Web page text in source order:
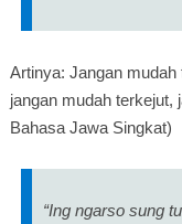
Artinya: Jangan
jangan mudah terkejut,
Bahasa Jawa Singkat)
“Ing ngarso sung